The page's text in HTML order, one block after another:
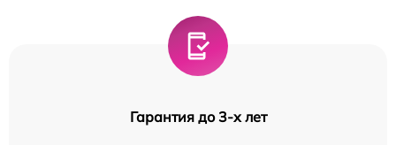
Гарантия до 3-х лет